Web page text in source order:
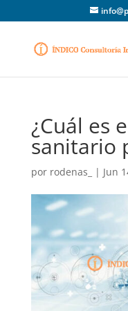
¿Cuál es
sanitario
por rodenas_ | Jun